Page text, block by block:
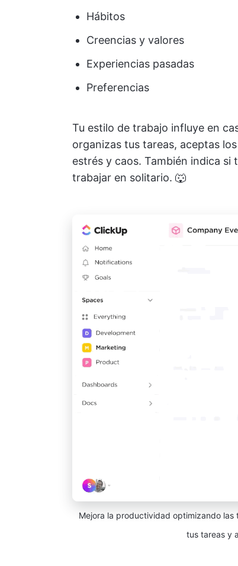
Hábitos
Creencias y valores
Experiencias pasadas
Preferencias
Tu estilo de trabajo influye en
organizas tus tareas, aceptas
estrés y caos. También indica si
trabajar en solitario. 🐺
Mejora la productividad optimizando
tus tareas y